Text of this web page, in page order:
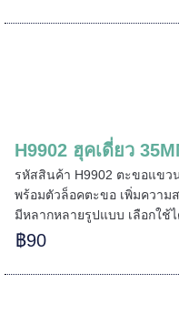
H9902 ฮุคเดี่ยว
รหัสสินค้า H9902 ตะขอแขว
พร้อมตัวล็อคตะขอ เพิ่มความ
มีหลากหลายรูปแบบ เลือกใช้
฿90